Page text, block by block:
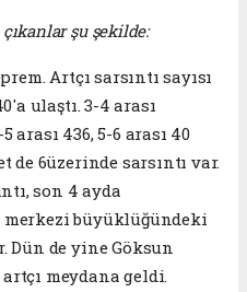
şu şekilde:
Artçı sarsıntı sayısı
ulaştı. 3-4 arası
436, 5-6 arası 40
6üzerinde sarsıntı var.
son 4 ayda
merkezi büyüklüğündeki
Dün de yine Göksun
meydana geldi.